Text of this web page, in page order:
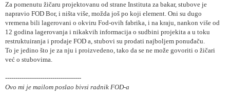
Za pomenutu žičaru projektovanu od strane Instituta za bakar, stubove je
napravio FOD Bor, i ništa više, možda još po koji element. Oni su dugo
vremena bili lagerovani o okviru Fod-ovih fabrika, i na kraju, nankon više od
12 godina lagerovanja i nikakvih informacija o sudbini projekita a u toku
restruktuiranja i prodaje FOD a, stubovi su prodati najboljem ponuđaču.
To je jedino što je za nju i proizvedeno, tako da se ne može govoriti o žičari
već o stubovima.
-------------------------------------
Ovo mi je mailom poslao bivsi radnik FOD-a